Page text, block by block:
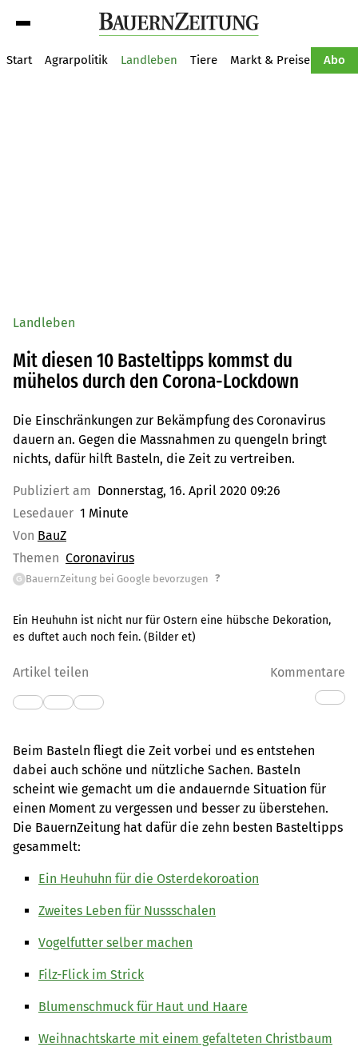
Start Agrarpolitik Landleben Tiere Markt & Preise Abo
Landleben
Mit diesen 10 Basteltipps kommst du
mühelos durch den Corona-Lockdown
Die Einschränkungen zur Bekämpfung des Coronavirus
dauern an. Gegen die Massnahmen zu quengeln bringt
nichts, dafür hilft Basteln, die Zeit zu vertreiben.
Publiziert am Donnerstag, 16. April 2020 09:26
Lesedauer 1 Minute
Von BauZ
Themen Coronavirus
G BauernZeitung bei Google bevorzugen ?
Ein Heuhuhn ist nicht nur für Ostern eine hübsche Dekoration,
es duftet auch noch fein. (Bilder et)
Artikel teilen Kommentare
Beim Basteln fliegt die Zeit vorbei und es entstehen
dabei auch schöne und nützliche Sachen. Basteln
scheint wie gemacht um die andauernde Situation für
einen Moment zu vergessen und besser zu überstehen.
Die BauernZeitung hat dafür die zehn besten Basteltipps
gesammelt:
Ein Heuhuhn für die Osterdekoroation
Zweites Leben für Nussschalen
Vogelfutter selber machen
Filz-Flick im Strick
Blumenschmuck für Haut und Haare
Weihnachtskarte mit einem gefalteten Christbaum